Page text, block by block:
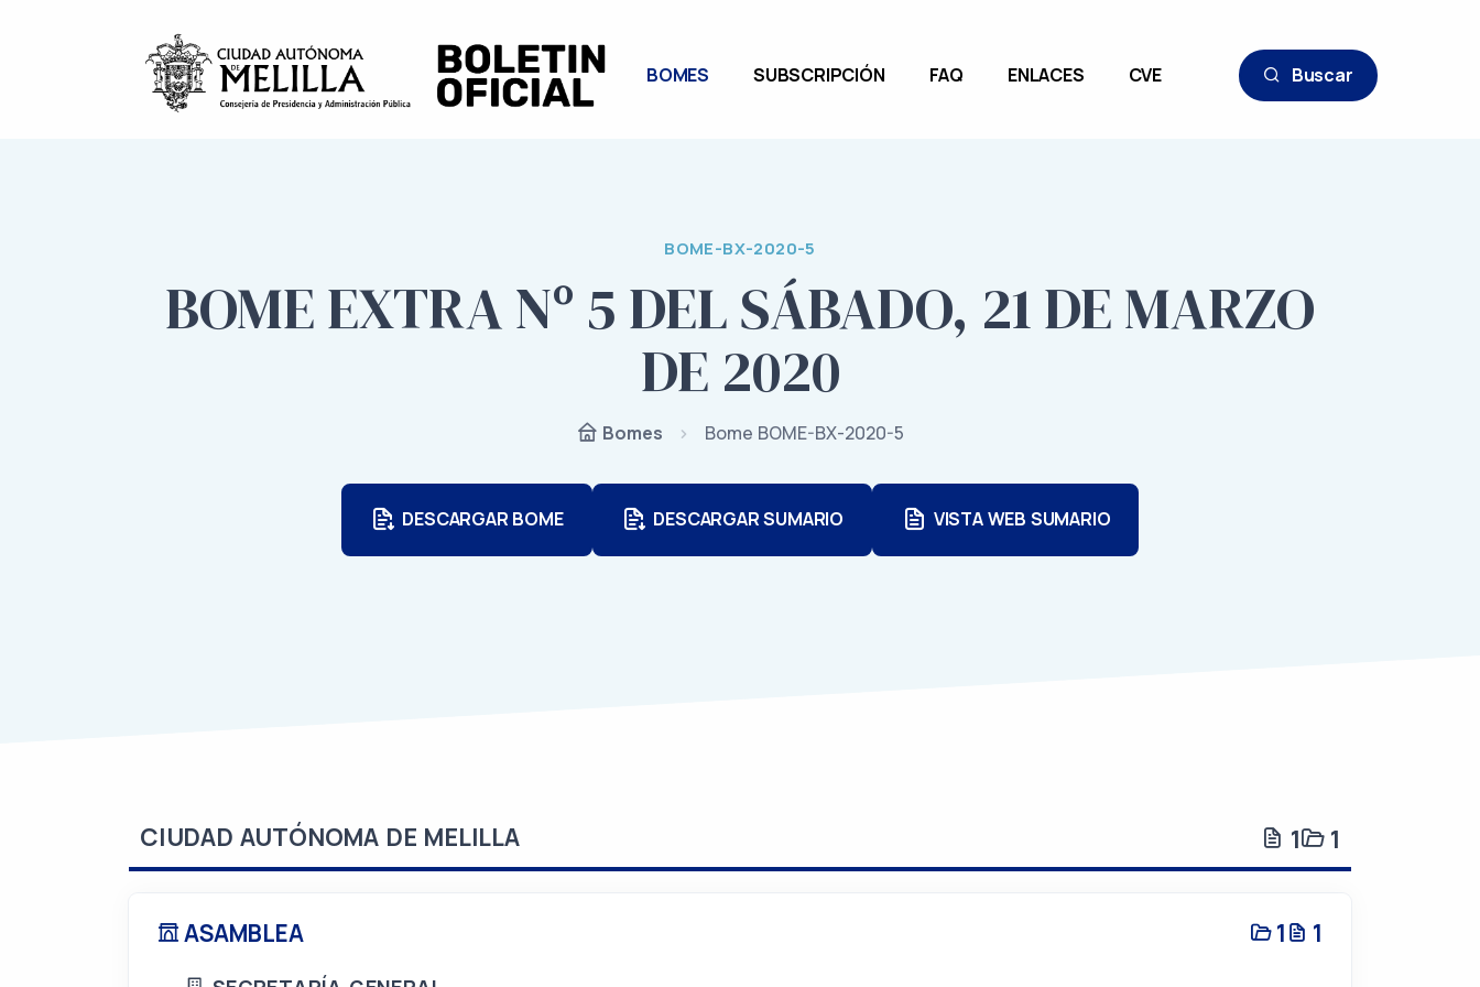
BOMES SUBSCRIPCIÓN FAQ ENLACES CVE Buscar
BOME-BX-2020-5
BOME EXTRA Nº 5 DEL SÁBADO, 21 DE MARZO
DE 2020
Bomes Bome BOME-BX-2020-5
DESCARGAR BOME DESCARGAR SUMARIO VISTA WEB SUMARIO
CIUDAD AUTÓNOMA DE MELILLA 1 1
ASAMBLEA 1 1